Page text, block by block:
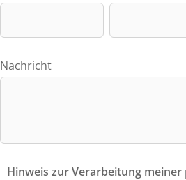
Nachricht
Hinweis zur Verarbeitung